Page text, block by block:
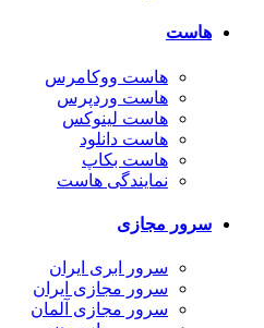
هاست
هاست ووکامرس
هاست وردپرس
هاست لینوکس
هاست دانلود
هاست بکاپ
نمایندگی هاست
سرور مجازی
سرور ابری ایران
سرور مجازی ایران
سرور مجازی آلمان